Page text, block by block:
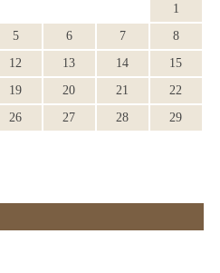
1
5 6 7
8
12 13 14
15
19 20 21
22
26 27 28
29